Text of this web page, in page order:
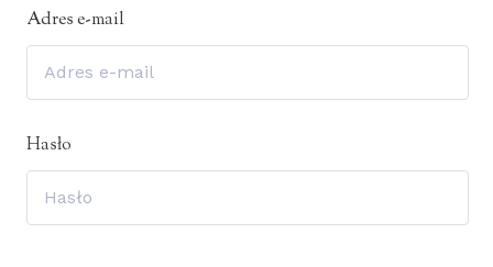
Adres e-mail
Hasło